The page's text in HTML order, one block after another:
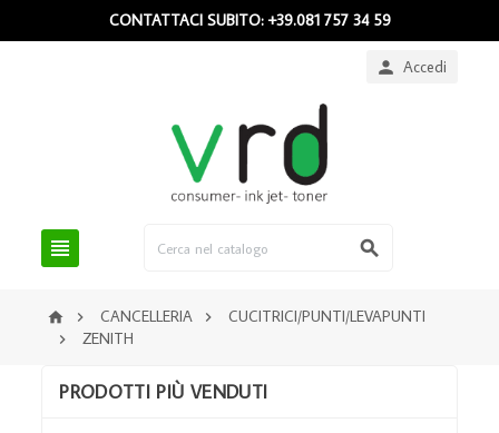
CONTATTACI SUBITO: +39.081 757 34 59
 Accedi
 
  CANCELLERIA  CUCITRICI/PUNTI/LEVAPUNTI
 ZENITH
PRODOTTI PIÙ VENDUTI